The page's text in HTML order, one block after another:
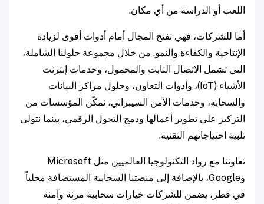
اللعب أو الدراسة من أي مكان.
أما للشركات، فهي تفتح المجال أمام أدوات أقوى لزيادة
الإنتاجية والكفاءة والنمو. من خلال مجموعة حلولنا الشاملة،
التي تشمل الاتصال الثابت والمحمول، وخدمات إنترنت
الأشياء (IoT)، وأدوات التعاون، وحلول مراكز البيانات
والسحابة، وخدمات الأمن السيبراني، نمكّن المؤسسات من
التركيز على تطوير أعمالها ودمج التحول الرقمي، بينما نتولى
تلبية احتياجاتهم التقنية.
تعاوننا مع رواد التكنولوجيا العالميين مثل Microsoft
وGoogle، بالإضافة إلى منصتنا السحابية المستضافة محلياً
في قطر، يضمن للشركات خيارات سحابية مرنة وآمنة